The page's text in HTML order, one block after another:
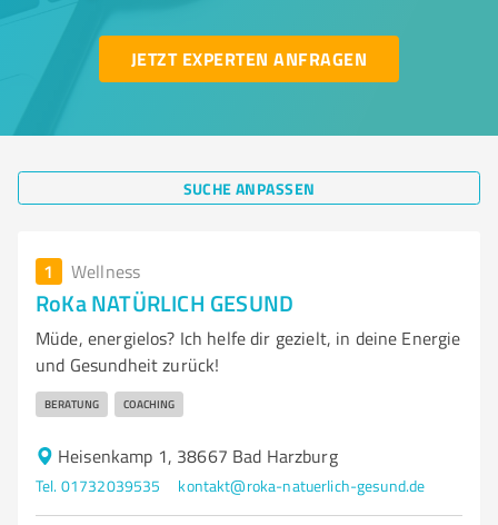
JETZT EXPERTEN ANFRAGEN
SUCHE ANPASSEN
1 Wellness
RoKa NATÜRLICH GESUND
Müde, energielos? Ich helfe dir gezielt, in deine Energie
und Gesundheit zurück!
BERATUNG COACHING
Heisenkamp 1, 38667 Bad Harzburg
Tel. 01732039535 kontakt@roka-natuerlich-gesund.de